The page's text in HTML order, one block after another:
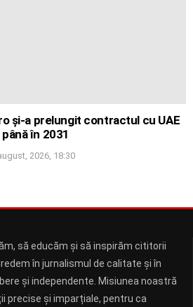
și-a prelungit contractul cu UAE
până în 2031
2026, 18:30
să educăm și să inspirăm cititorii
în jurnalismul de calitate și în
și independente. Misiunea noastră
precise și imparțiale, pentru ca